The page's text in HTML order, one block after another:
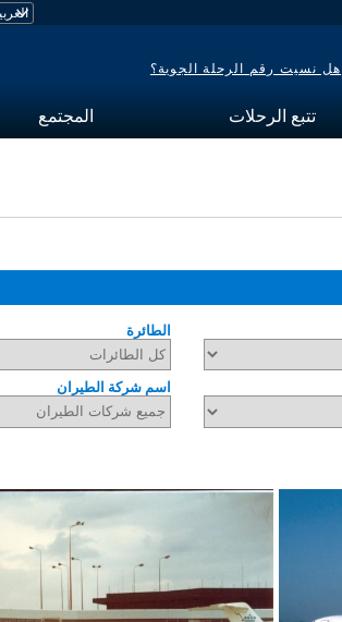
هل نسيت رقم الرحلة الجوية؟
تتبع الرحلات المجتمع
الطائرة
اسم شركة الطيران